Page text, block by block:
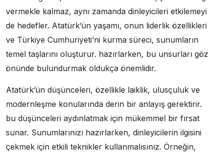
vermekle kalmaz, aynı zamanda dinleyicileri etkilemeyi
de hedefler. Atatürk’ün yaşamı, onun liderlik özellikleri
ve Türkiye Cumhuriyeti’ni kurma süreci, sunumların
temel taşlarını oluşturur. hazırlarken, bu unsurları göz
önünde bulundurmak oldukça önemlidir.
Atatürk’ün düşünceleri, özellikle laiklik, ulusçuluk ve
modernleşme konularında derin bir anlayış gerektirir.
bu düşünceleri aydınlatmak için mükemmel bir fırsat
sunar. Sunumlarınızı hazırlarken, dinleyicilerin ilgisini
çekmek için etkili teknikler kullanmalısınız. Örneğin,